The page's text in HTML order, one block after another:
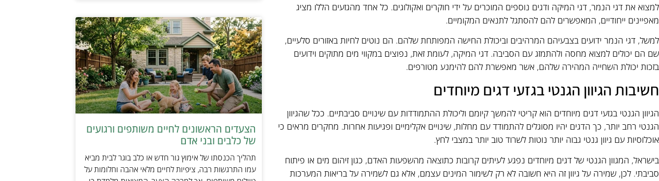
למצוא את דגי הנמר, דגי המיקה ודגים נוספים המוכרים על ידי חוקרים ואקולוגים. כל אחד מהגזעים הללו מציג
מאפיינים ייחודיים, המאפשרים להם להסתגל לתנאים המקומיים.
למשל, דגי הנמר ידועים בצבעיהם המרהיבים וביכולת החישה המפותחת שלהם. הם נוטים לחיות באזורים סלעיים,
שם הם יכולים למצוא מחסה ולהתמזג עם הסביבה. דגי המיקה, לעומת זאת, נפוצים במקווי מים מתוקים וידועים
בזכות יכולת השחייה המהירה שלהם, אשר מאפשרת להם להימנע מטורפים.
חשיבות הגיוון הגנטי בגזעי דגים מיוחדים
הגיוון הגנטי בגזעי דגים מיוחדים הוא קריטי להמשך קיומם וליכולת ההתמודדות עם שינויים סביבתיים. ככל שהגיוון
הגנטי רחב יותר, כך הדגים יהיו מסוגלים להתמודד עם מחלות, שינויים אקלימיים ופגיעות אחרות. מחקרים מראים כי
אוכלוסיות עם גיוון גנטי גבוה יותר נוטות לשרוד טוב יותר במצבי לחץ.
בישראל, המגוון הגנטי של דגים מיוחדים נפגע לעיתים קרובות כתוצאה מהשפעות האדם, כגון זיהום מים או פיתוח
סביבתי. לכן, שמירה על גיוון זה היא חשובה לא רק לשימור המינים עצמם, אלא גם לשמירה על בריאות המערכות
הצעדים הראשונים לחיים משותפים ורגועים
של כלבים ובני אדם
תהליך הכנסתו של אימוץ גור חדש או כלב בוגר לבית מביא
עמו התרגשות רבה, ציפיות לחיים מלאי אהבה וחלומות על